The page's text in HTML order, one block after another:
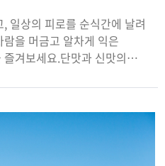
일상의 피로를 순식간에 날려
을 머금고 알차게 익은
겨보세요.단맛과 신맛의
어유해콜레스테롤을배출하고,
압을예방하는데도움을 줍니다.